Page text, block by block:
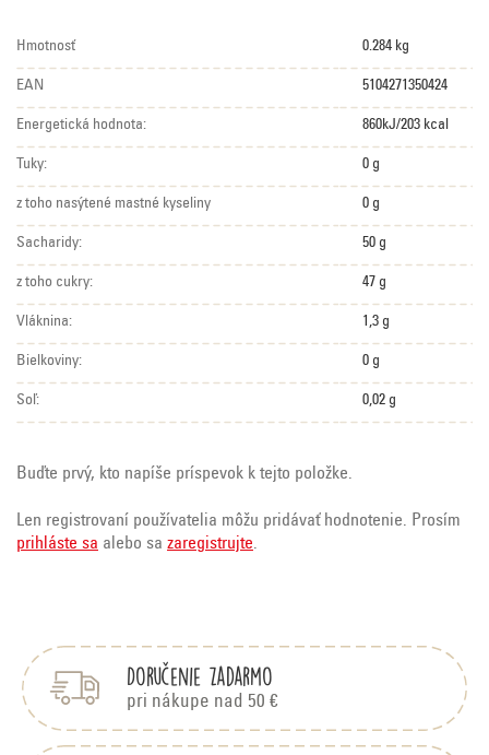
Hmotnosť 0.284 kg
EAN 5104271350424
Energetická hodnota: 860kJ/203 kcal
Tuky: 0 g
z toho nasýtené mastné kyseliny 0 g
Sacharidy: 50 g
z toho cukry: 47 g
Vláknina: 1,3 g
Bielkoviny: 0 g
Soľ: 0,02 g
Buďte prvý, kto napíše príspevok k tejto položke.
Len registrovaní používatelia môžu pridávať hodnotenie. Prosím
prihláste sa alebo sa zaregistrujte.
Doručenie zadarmo
pri nákupe nad 50 €